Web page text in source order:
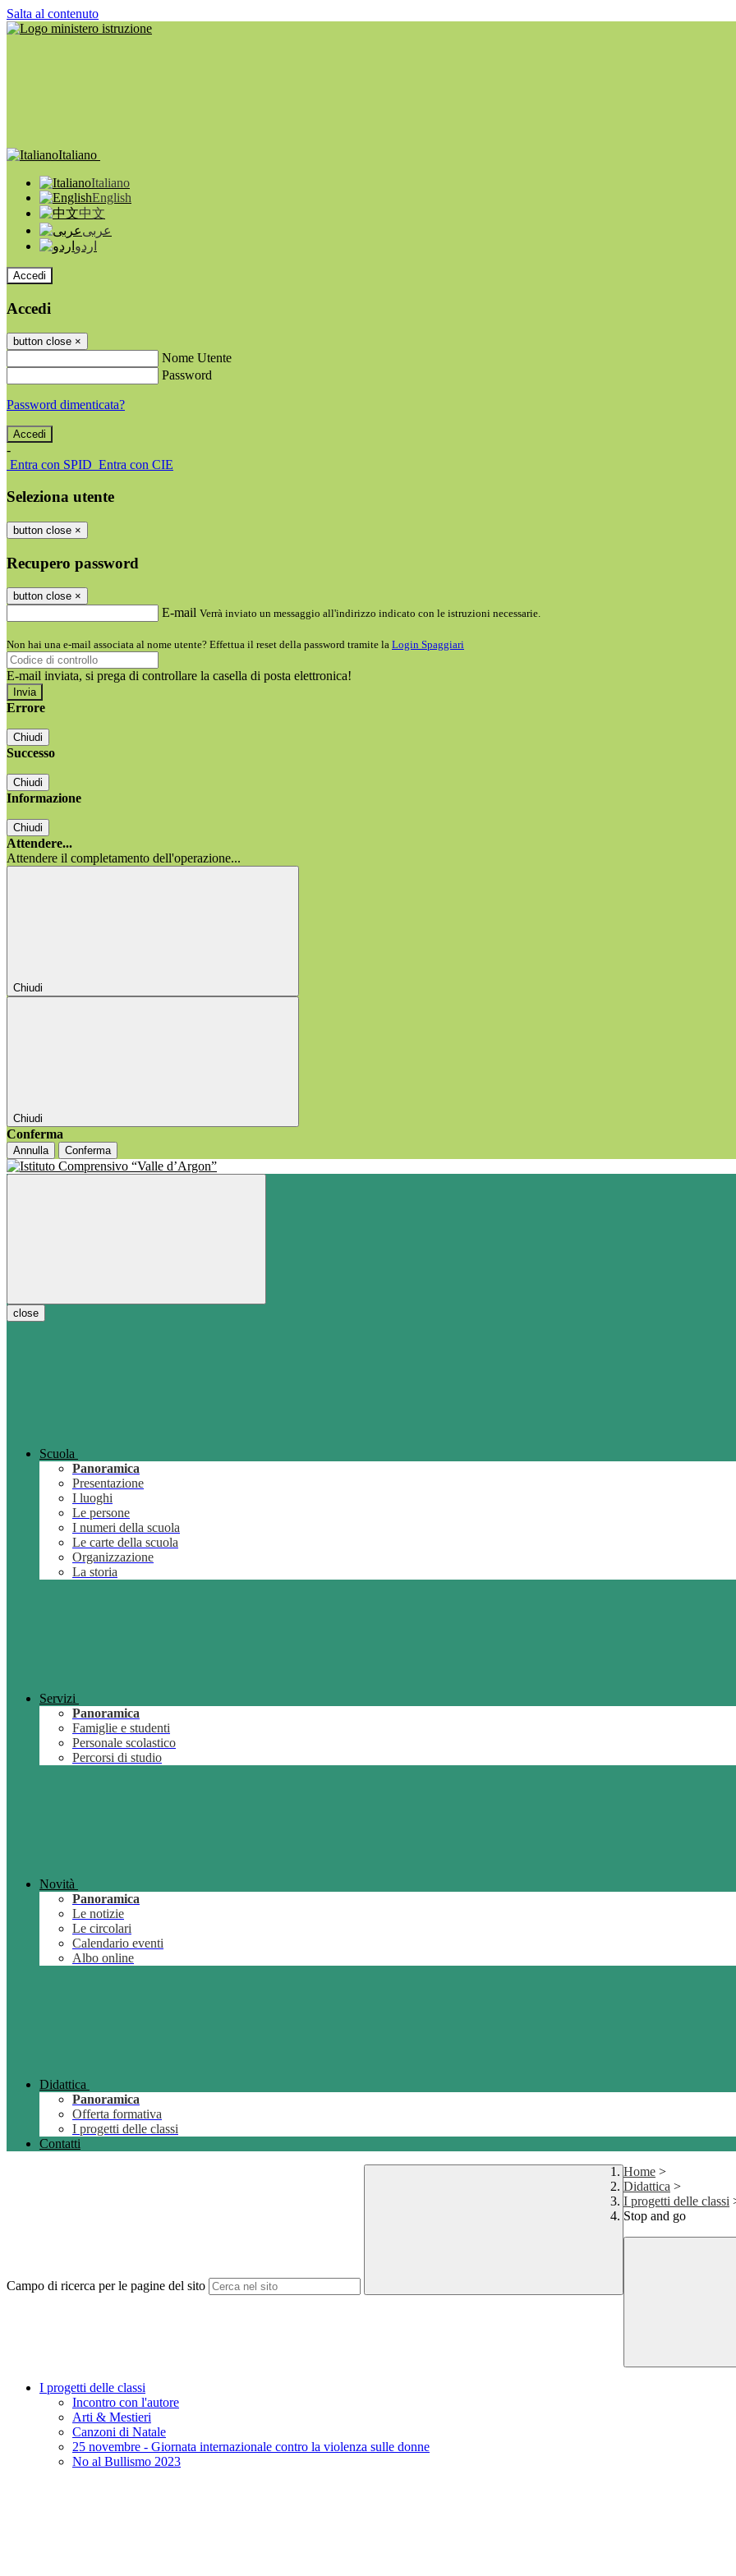
Salta al contenuto
Italiano
Italiano
English
中文
عربى
اردو
Accedi
Accedi
button close ×
Nome Utente
Password
Password dimenticata?
-
Entra con SPID Entra con CIE
Seleziona utente
button close ×
Recupero password
button close ×
E-mail Verrà inviato un messaggio all'indirizzo indicato con le istruzioni necessarie.
Non hai una e-mail associata al nome utente? Effettua il reset della password tramite la Login Spaggiari
E-mail inviata, si prega di controllare la casella di posta elettronica!
Errore
Chiudi
Successo
Chiudi
Informazione
Chiudi
Attendere...
Attendere il completamento dell'operazione...
Chiudi
Chiudi
Conferma
Annulla Conferma
close
Scuola
Panoramica
Presentazione
I luoghi
Le persone
I numeri della scuola
Le carte della scuola
Organizzazione
La storia
Servizi
Panoramica
Famiglie e studenti
Personale scolastico
Percorsi di studio
Novità
Panoramica
Le notizie
Le circolari
Calendario eventi
Albo online
Didattica
Panoramica
Offerta formativa
I progetti delle classi
Contatti
Campo di ricerca per le pagine del sito
Home >
Didattica >
I progetti delle classi
Stop and go
I progetti delle classi
Incontro con l'autore
Arti & Mestieri
Canzoni di Natale
25 novembre - Giornata internazionale contro la violenza sulle donne
No al Bullismo 2023